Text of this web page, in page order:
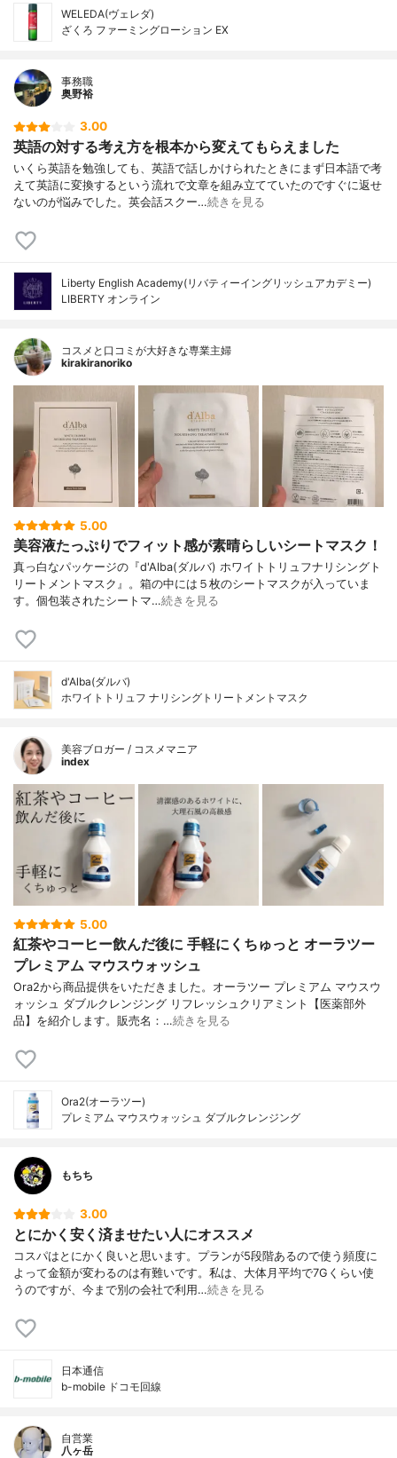
WELEDA(ヴェレダ)
ざくろ ファーミングローション EX
事務職
奥野裕
3.00
英語の対する考え方を根本から変えてもらえました
いくら英語を勉強しても、英語で話しかけられたときにまず日本語で考
えて英語に変換するという流れで文章を組み立てていたのですぐに返せ
ないのが悩みでした。英会話スクー…続きを見る
Liberty English Academy(リバティーイングリッシュアカデミー)
LIBERTY オンライン
コスメと口コミが大好きな専業主婦
kirakiranoriko
5.00
美容液たっぷりでフィット感が素晴らしいシートマスク！
真っ白なパッケージの『d'Alba(ダルバ) ホワイトトリュフナリシングト
リートメントマスク』。箱の中には５枚のシートマスクが入っていま
す。個包装されたシートマ…続きを見る
d'Alba(ダルバ)
ホワイトトリュフ ナリシングトリートメントマスク
美容ブロガー / コスメマニア
index
5.00
紅茶やコーヒー飲んだ後に 手軽にくちゅっと オーラツー
プレミアム マウスウォッシュ
Ora2から商品提供をいただきました。オーラツー プレミアム マウスウ
ォッシュ ダブルクレンジング リフレッシュクリアミント【医薬部外
品】を紹介します。販売名：…続きを見る
Ora2(オーラツー)
プレミアム マウスウォッシュ ダブルクレンジング
もちち
3.00
とにかく安く済ませたい人にオススメ
コスパはとにかく良いと思います。プランが5段階あるので使う頻度に
よって金額が変わるのは有難いです。私は、大体月平均で7Gくらい使
うのですが、今まで別の会社で利用…続きを見る
日本通信
b-mobile ドコモ回線
自営業
八ヶ岳